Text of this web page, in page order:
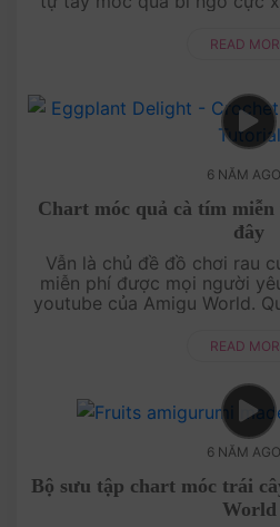
READ
6 NĂM AGO
Chart móc quả cà tím
đây
Vẫn là chủ đề đồ chơi rau
miễn phí được mọi người
youtube của Amigu World.
READ
6 NĂM AGO
Bộ sưu tập chart móc trái
World